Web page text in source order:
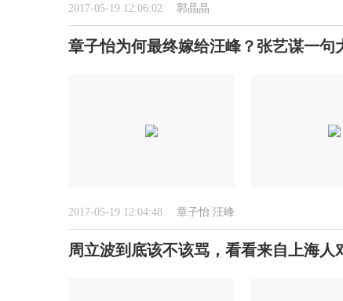
2017-05-19 12:06:02 郭晶晶
章子怡为何最终嫁给汪峰？张艺谋一句
2017-05-19 12:04:48 章子怡 汪峰
周立波到底该不该骂，看看来自上海人